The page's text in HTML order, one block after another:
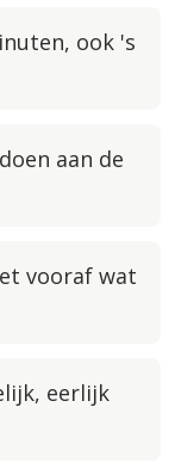
ook 's
aan de
vooraf wat
eerlijk